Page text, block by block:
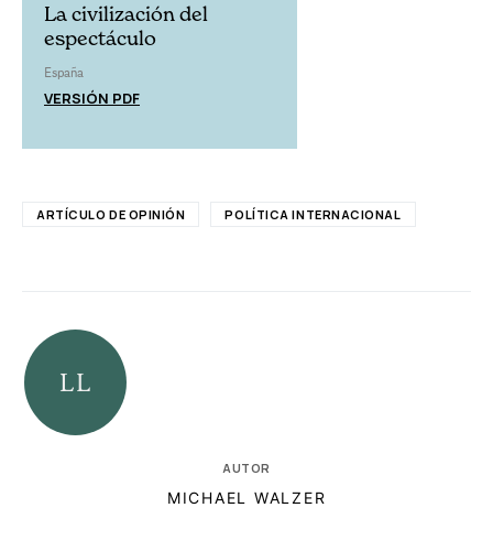
La civilización del
espectáculo
España
VERSIÓN PDF
ARTÍCULO DE OPINIÓN POLÍTICA INTERNACIONAL
AUTOR
MICHAEL WALZER